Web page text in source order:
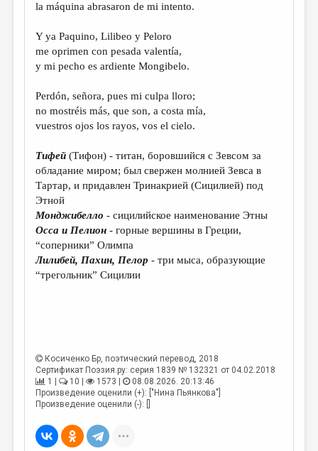
ЛИТЕРАТУРОВЕДЕНИЕ
КУЛЬТУРОВЕДЕНИЕ
ПУБЛИЦИСТИКА
РЕЦЕНЗИРОВАНИЕ
ЦИКЛЫ ПУБЛИКАЦИЙ
МЕДИА
ВКОНТАКТЕ
la máquina abrasaron de mi intento.
Y ya Paquino, Lilibeo y Peloro
me oprimen con pesada valentía,
y mi pecho es ardiente Mongibelo.
Perdón, señora, pues mi culpa lloro;
no mostréis más, que son, a costa mía,
vuestros ojos los rayos, vos el cielo.
Тифей (Тифон) - титан, боровшийся с Зевсом за
обладание миром; был свержен молнией Зевса в
Тартар, и придавлен Тринакрией (Сицилией) под
Этной
Монджибелло - сицилийское наименование Этны
Осса и Пелион - горные вершины в Греции,
“соперники” Олимпа
Лилибей, Пахин, Пелор - три мыса, образующие
“трегольник” Сицилии
Косиченко Бр, поэтический перевод, 2018
Сертификат Поэзия.ру: серия 1839 № 132321 от 04.02.2018
1 |
10 | 1573 |
08.08.2026. 20:13:46
Произведение оценили (+): ["Нина Пьянкова"]
Произведение оценили (-): []